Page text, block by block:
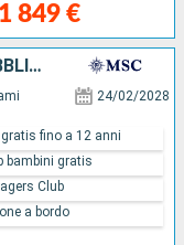
1 849 €
ARUBA, BONAIRE, CURAÇAO, REPUBBLICA DOMINICANA, STATI UNITI, GIAMAICA, COLOMBIA, PANAMA, COSTA RICA, HONDURAS, BELIZE
24/02/2028
fino a 12 anni
bambini gratis
Club
a bordo